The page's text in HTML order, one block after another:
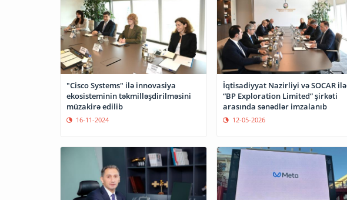
"Cisco Systems" ilə innovasiya
ekosisteminin təkmilləşdirilməsini
müzakirə edilib
16-11-2024
İqtisadiyyat Nazirliyi və SOCAR ilə
“BP Exploration Limited” şirkəti
arasında sənədlər imzalanıb
12-05-2026